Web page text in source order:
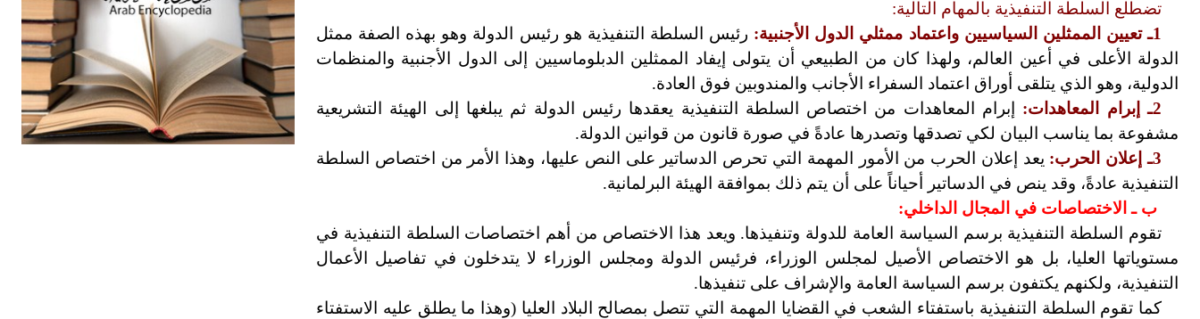
تضطلع السلطة التنفيذية بالمهام التالية:
1ـ تعيين الممثلين السياسيين واعتماد ممثلي الدول الأجنبية:
رئيس السلطة التنفيذية هو رئيس الدولة وهو بهذه الصفة ممثل
الدولة الأعلى في أعين العالم، ولهذا كان من الطبيعي أن يتولى إيفاد الممثلين الدبلوماسيين إلى الدول الأجنبية والمنظمات
الدولية، وهو الذي يتلقى أوراق اعتماد السفراء الأجانب والمندوبين فوق العادة.
2ـ إبرام المعاهدات:
إبرام المعاهدات من اختصاص السلطة التنفيذية يعقدها رئيس الدولة ثم يبلغها إلى الهيئة التشريعية
مشفوعة بما يناسب البيان لكي تصدقها وتصدرها عادةً في صورة قانون من قوانين الدولة.
3ـ إعلان الحرب:
يعد إعلان الحرب من الأمور المهمة التي تحرص الدساتير على النص عليها، وهذا الأمر من اختصاص السلطة
التنفيذية عادةً، وقد ينص في الدساتير أحياناً على أن يتم ذلك بموافقة الهيئة البرلمانية.
ب ـ الاختصاصات في المجال الداخلي:
تقوم السلطة التنفيذية برسم السياسة العامة للدولة وتنفيذها. ويعد هذا الاختصاص من أهم اختصاصات السلطة التنفيذية في
مستوياتها العليا، بل هو الاختصاص الأصيل لمجلس الوزراء، فرئيس الدولة ومجلس الوزراء لا يتدخلون في تفاصيل الأعمال
التنفيذية، ولكنهم يكتفون برسم السياسة العامة والإشراف على تنفيذها.
كما تقوم السلطة التنفيذية باستفتاء الشعب في القضايا المهمة التي تتصل بمصالح البلاد العليا (وهذا ما يطلق عليه الاستفتاء
- هل تعلم أن المرجان إفراز حيواني
يتكون في البحر ويتركب من مادة
كربونات الكلسيوم، وهو أحمر أو شديد
الحمرة وهو أجود أنواعه، ويمتاز بكبر
الحجم ويسمى الش